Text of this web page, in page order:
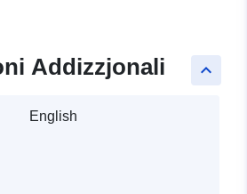
keyboard_arrow_up
Addizzjonali
English